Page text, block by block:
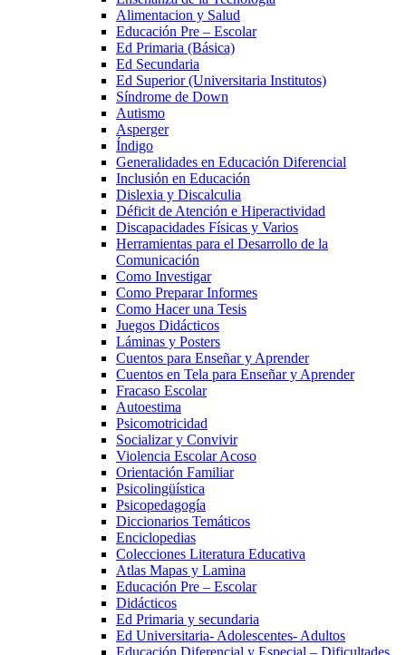
Alimentacion y Salud
Educación Pre – Escolar
Ed Primaria (Básica)
Ed Secundaria
Ed Superior (Universitaria Institutos)
Síndrome de Down
Autismo
Asperger
Índigo
Generalidades en Educación Diferencial
Inclusión en Educación
Dislexia y Discalculia
Déficit de Atención e Hiperactividad
Discapacidades Físicas y Varios
Herramientas para el Desarrollo de la
Comunicación
Como Investigar
Como Preparar Informes
Como Hacer una Tesis
Juegos Didácticos
Láminas y Posters
Cuentos para Enseñar y Aprender
Cuentos en Tela para Enseñar y Aprender
Fracaso Escolar
Autoestima
Psicomotricidad
Socializar y Convivir
Violencia Escolar Acoso
Orientación Familiar
Psicolingüística
Psicopedagogía
Diccionarios Temáticos
Enciclopedias
Colecciones Literatura Educativa
Atlas Mapas y Lamina
Educación Pre – Escolar
Didácticos
Ed Primaria y secundaria
Ed Universitaria- Adolescentes- Adultos
Educación Diferencial y Especial – Dificultades